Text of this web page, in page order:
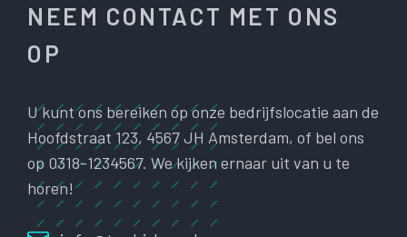
NEEM CONTACT MET ONS
OP
U kunt ons bereiken op onze bedrijfslocatie aan de
Hoofdstraat 123, 4567 JH Amsterdam, of bel ons
op 0318-1234567. We kijken ernaar uit van u te
horen!